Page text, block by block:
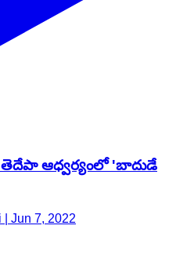
ఆధ్వర్యంలో 'బాదుడే
| Jun 7, 2022